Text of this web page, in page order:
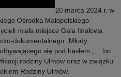
20 marca 2024 r. w
Ośrodka Małopolskiego
miała miejsce Gala finałowa
dokumentalnego „Młody
się pod hasłem „… bo
rodziny Ulmów oraz w związku
Rodziny Ulmów.